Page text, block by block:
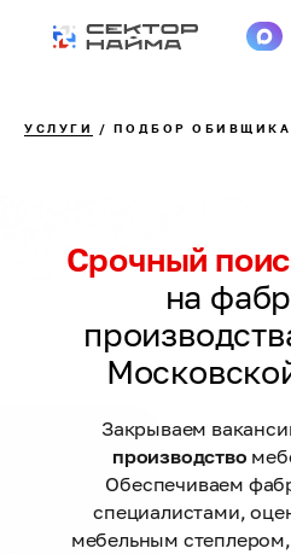
УСЛУГИ / ПОДБОР ОБИВЩИКА
Закрываем
производство
Обеспечиваем
специалистами,
мебельным
Срочный
на